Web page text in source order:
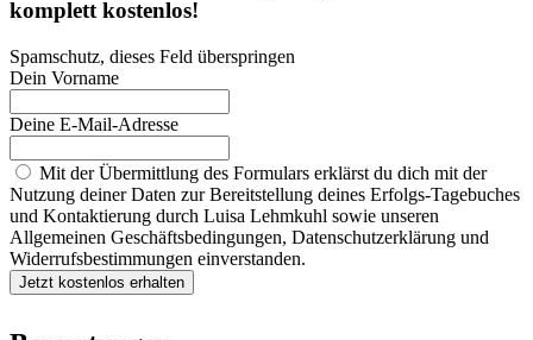
komplett kostenlos!
Spamschutz, dieses Feld überspringen
Dein Vorname
Deine E-Mail-Adresse
Mit der Übermittlung des Formulars erklärst du dich mit der
Nutzung deiner Daten zur Bereitstellung deines Erfolgs-Tagebuches
und Kontaktierung durch Luisa Lehmkuhl sowie unseren
Allgemeinen Geschäftsbedingungen, Datenschutzerklärung und
Widerrufsbestimmungen einverstanden.